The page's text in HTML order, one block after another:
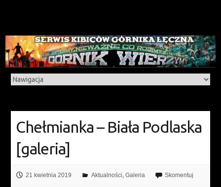
Chełmianka – Biała Podlaska
[galeria]
21 kwietnia 2019 Aktualności,Galeria Skomentuj